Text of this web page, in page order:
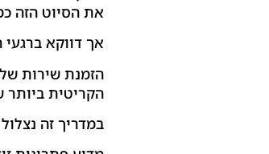
את הסיוט הזה
אך דווקא
הזמנת שירות
הקריטית
במדריך זה